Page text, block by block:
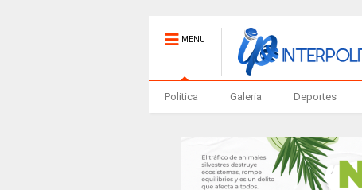
MENU
Politica Galeria Deportes